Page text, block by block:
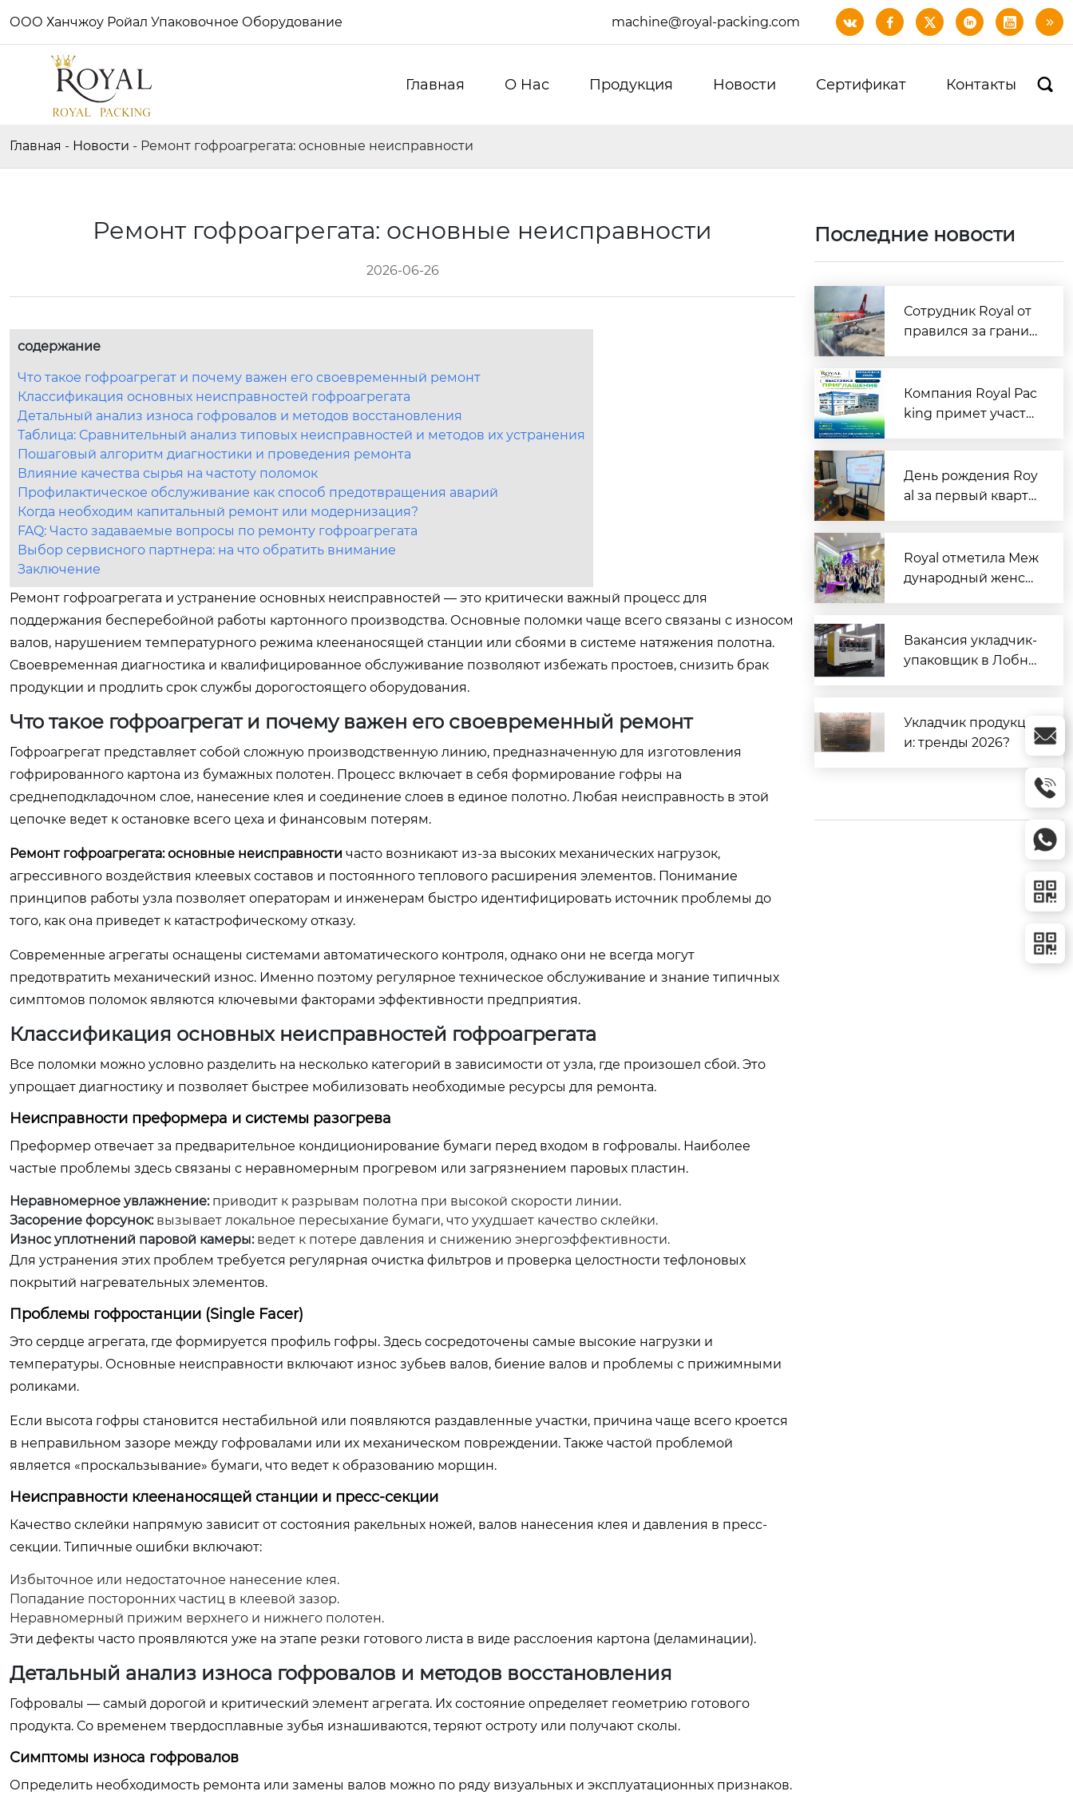
ООО Ханчжоу Ройал Упаковочное Оборудование machine@royal-packing.com      
Главная О Hас Продукция Новости Сертификат Контакты 
Главная - Новости - Ремонт гофроагрегата: основные неисправности
Ремонт гофроагрегата: основные неисправности
2026-06-26
содержание
Что такое гофроагрегат и почему важен его своевременный ремонт
Классификация основных неисправностей гофроагрегата
Детальный анализ износа гофровалов и методов восстановления
Таблица: Сравнительный анализ типовых неисправностей и методов их устранения
Пошаговый алгоритм диагностики и проведения ремонта
Влияние качества сырья на частоту поломок
Профилактическое обслуживание как способ предотвращения аварий
Когда необходим капитальный ремонт или модернизация?
FAQ: Часто задаваемые вопросы по ремонту гофроагрегата
Выбор сервисного партнера: на что обратить внимание
Заключение
Ремонт гофроагрегата и устранение основных неисправностей — это критически важный процесс для
поддержания бесперебойной работы картонного производства. Основные поломки чаще всего связаны с износом
валов, нарушением температурного режима клеенаносящей станции или сбоями в системе натяжения полотна.
Своевременная диагностика и квалифицированное обслуживание позволяют избежать простоев, снизить брак
продукции и продлить срок службы дорогостоящего оборудования.
Что такое гофроагрегат и почему важен его своевременный ремонт
Гофроагрегат представляет собой сложную производственную линию, предназначенную для изготовления
гофрированного картона из бумажных полотен. Процесс включает в себя формирование гофры на
среднеподкладочном слое, нанесение клея и соединение слоев в единое полотно. Любая неисправность в этой
цепочке ведет к остановке всего цеха и финансовым потерям.
Ремонт гофроагрегата: основные неисправности часто возникают из-за высоких механических нагрузок,
агрессивного воздействия клеевых составов и постоянного теплового расширения элементов. Понимание
принципов работы узла позволяет операторам и инженерам быстро идентифицировать источник проблемы до
того, как она приведет к катастрофическому отказу.
Современные агрегаты оснащены системами автоматического контроля, однако они не всегда могут
предотвратить механический износ. Именно поэтому регулярное техническое обслуживание и знание типичных
симптомов поломок являются ключевыми факторами эффективности предприятия.
Классификация основных неисправностей гофроагрегата
Все поломки можно условно разделить на несколько категорий в зависимости от узла, где произошел сбой. Это
упрощает диагностику и позволяет быстрее мобилизовать необходимые ресурсы для ремонта.
Неисправности преформера и системы разогрева
Преформер отвечает за предварительное кондиционирование бумаги перед входом в гофровалы. Наиболее
частые проблемы здесь связаны с неравномерным прогревом или загрязнением паровых пластин.
Неравномерное увлажнение:приводит к разрывам полотна при высокой скорости линии.
Засорение форсунок:вызывает локальное пересыхание бумаги, что ухудшает качество склейки.
Износ уплотнений паровой камеры:ведет к потере давления и снижению энергоэффективности.
Для устранения этих проблем требуется регулярная очистка фильтров и проверка целостности тефлоновых
покрытий нагревательных элементов.
Проблемы гофростанции (Single Facer)
Это сердце агрегата, где формируется профиль гофры. Здесь сосредоточены самые высокие нагрузки и
температуры. Основные неисправности включают износ зубьев валов, биение валов и проблемы с прижимными
роликами.
Если высота гофры становится нестабильной или появляются раздавленные участки, причина чаще всего кроется
в неправильном зазоре между гофровалами или их механическом повреждении. Также частой проблемой
является «проскальзывание» бумаги, что ведет к образованию морщин.
Неисправности клеенаносящей станции и пресс-секции
Качество склейки напрямую зависит от состояния ракельных ножей, валов нанесения клея и давления в пресс-
секции. Типичные ошибки включают:
Избыточное или недостаточное нанесение клея.
Попадание посторонних частиц в клеевой зазор.
Неравномерный прижим верхнего и нижнего полотен.
Эти дефекты часто проявляются уже на этапе резки готового листа в виде расслоения картона (деламинации).
Детальный анализ износа гофровалов и методов восстановления
Гофровалы — самый дорогой и критический элемент агрегата. Их состояние определяет геометрию готового
продукта. Со временем твердосплавные зубья изнашиваются, теряют остроту или получают сколы.
Симптомы износа гофровалов
Определить необходимость ремонта или замены валов можно по ряду визуальных и эксплуатационных признаков.
Последние новости
Сотрудник Royal от
правился за границ
бота помогла успеш
но выполнить задач
Компания Royal Pac
king примет участи
День рождения Roy
al за первый кварта
рдца каждого имен
инника
Royal отметила Меж
дународный женск
дниц
Вакансия укладчик-
упаковщик в Лобне:
Укладчик продукци
и: тренды 2026?